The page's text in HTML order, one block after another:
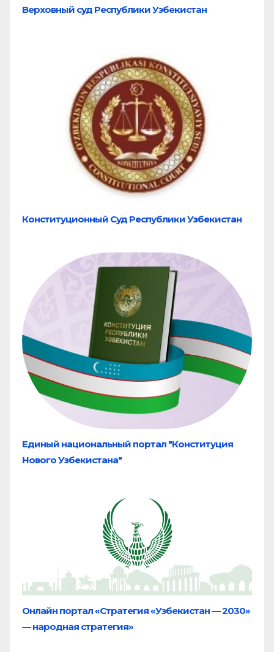
Верховный суд Республики Узбекистан
Конституционный Суд Республики Узбекистан
Единый национальный портал "Конституция
Нового Узбекистана"
Онлайн портал «Стратегия «Узбекистан — 2030»
— народная стратегия»